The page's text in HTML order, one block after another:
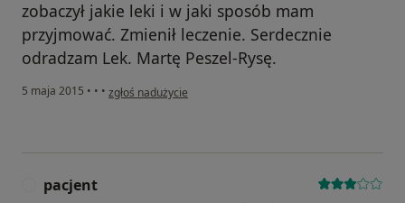
zobaczył jakie leki i w jaki sposób mam
przyjmować. Zmienił leczenie. Serdecznie
odradzam Lek. Martę Peszel-Rysę.
5 maja 2015 • • • w opinii użytkownika Konto zostało usunięte
zgłoś nadużycie
pacjent